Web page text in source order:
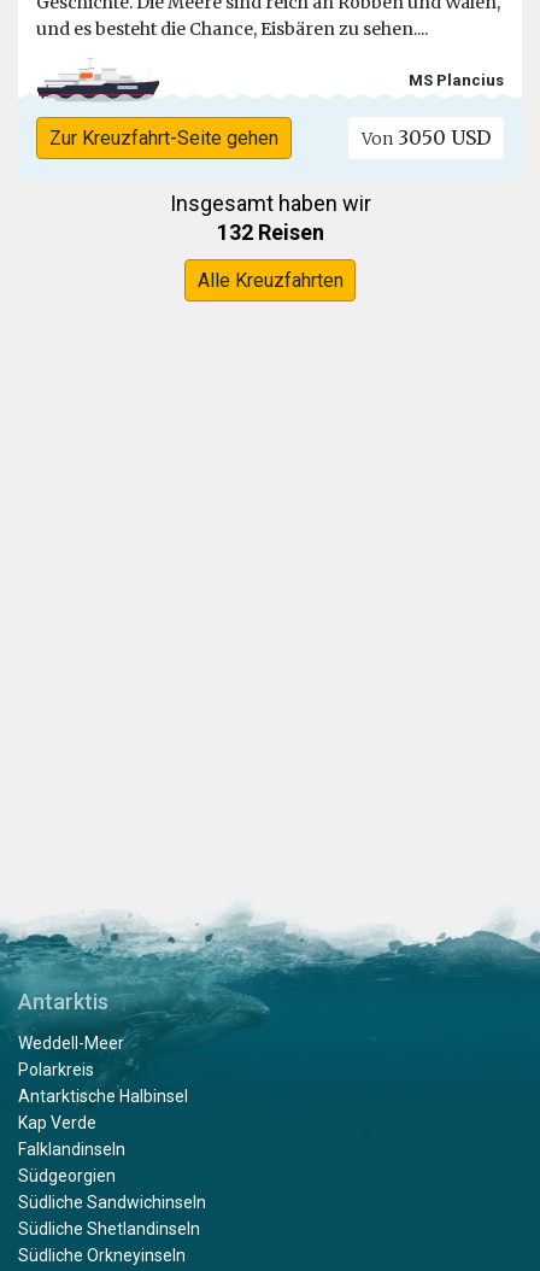
und es besteht die Chance, Eisbären zu sehen....
MS Plancius
Zur Kreuzfahrt-Seite gehen Von 3050 USD
Insgesamt haben wir
132 Reisen
Alle Kreuzfahrten
Antarktis
Weddell-Meer
Polarkreis
Antarktische Halbinsel
Kap Verde
Falklandinseln
Südgeorgien
Südliche Sandwichinseln
Südliche Shetlandinseln
Südliche Orkneyinseln